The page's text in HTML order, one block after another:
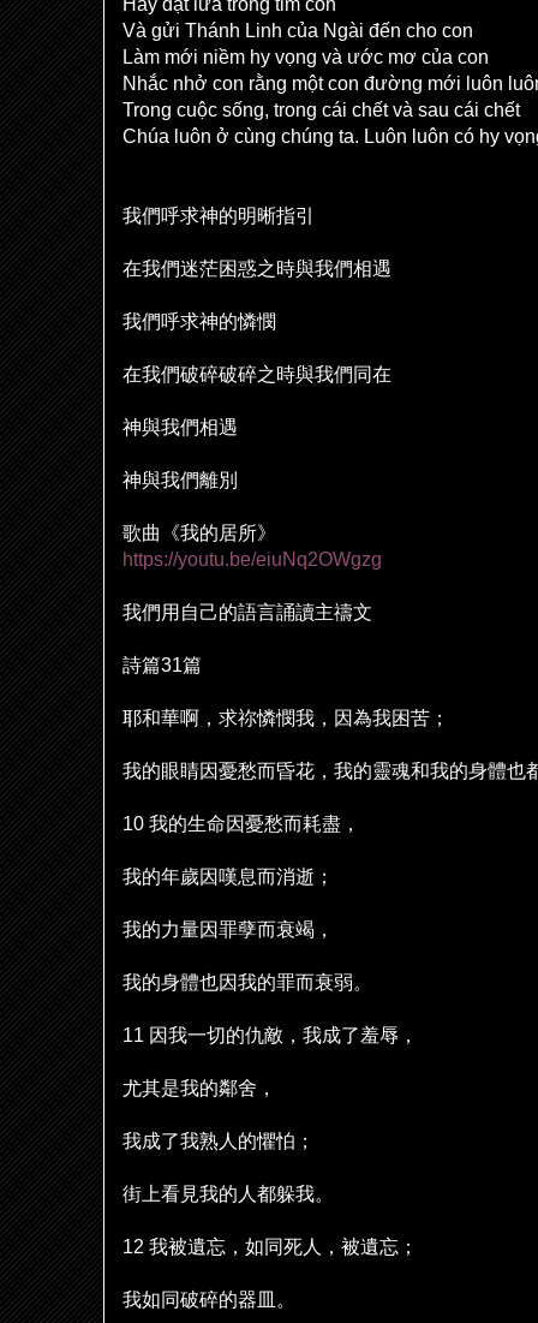
Hãy đặt lửa trong tim con
Và gửi Thánh Linh của Ngài đến cho con
Làm mới niềm hy vọng và ước mơ của con
Nhắc nhở con rằng một con đường mới luôn
Trong cuộc sống, trong cái chết và sau cái chết
Chúa luôn ở cùng chúng ta. Luôn luôn có hy
我們呼求神的明晰指引
在我們迷茫困惑之時與我們相遇
我們呼求神的憐憫
在我們破碎破碎之時與我們同在
神與我們相遇
神與我們離別
歌曲《我的居所》
https://youtu.be/eiuNq2OWgzg
我們用自己的語言誦讀主禱文
詩篇31篇
耶和華啊，求祢憐憫我，因為我困苦；
我的眼睛因憂愁而昏花，我的靈魂和我的身體也
10 我的生命因憂愁而耗盡，
我的年歲因嘆息而消逝；
我的力量因罪孽而衰竭，
我的身體也因我的罪而衰弱。
11 因我一切的仇敵，我成了羞辱，
尤其是我的鄰舍，
我成了我熟人的懼怕；
街上看見我的人都躲我。
12 我被遺忘，如同死人，被遺忘；
我如同破碎的器皿。